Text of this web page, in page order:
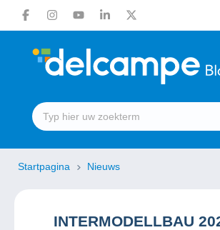
Startpagina Nieuws
INTERMODELLBAU